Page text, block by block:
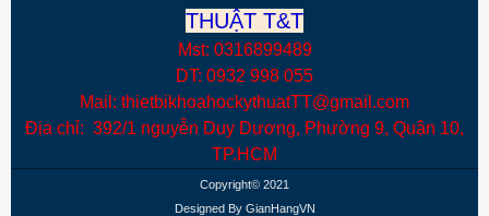
THUẬT T&T
Mst: 0316899489
DT: 0932 998 055
Mail: thietbikhoahockythuatTT@gmail.com
Địa chỉ: 392/1 nguyễn Duy Dương, Phường 9, Quận 10,
TP.HCM
Copyright© 2021
Designed By GianHangVN